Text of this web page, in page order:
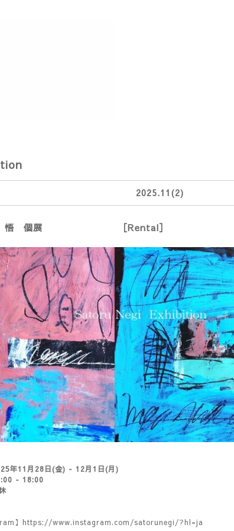
2025.11(2)
悟 個展 ［Rental］
年11月28日(金) - 12月1日(月)
- 18:00
】 https://www.instagram.com/satorunegi/?hl=ja